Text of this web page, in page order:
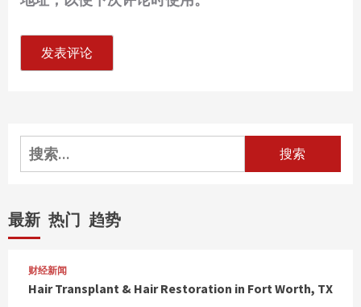
搜
索：
最新 热门 趋势
财经新闻
Hair Transplant & Hair Restoration in Fort Worth, TX